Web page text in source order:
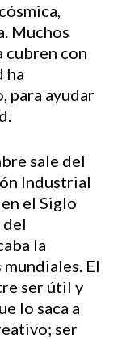
Muchos
cubren con
ha
para ayudar
sale del
Industrial
el Siglo
la
El
ser útil y
lo saca a
ser